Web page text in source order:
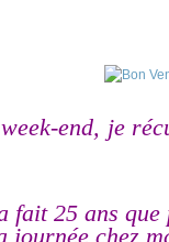
end, je
fait 25 ans
journée chez